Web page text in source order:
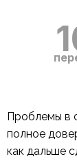
Проблемы в
полное
как дальше